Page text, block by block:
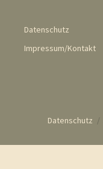
Datenschutz
Impressum/Kontakt
Datenschutz